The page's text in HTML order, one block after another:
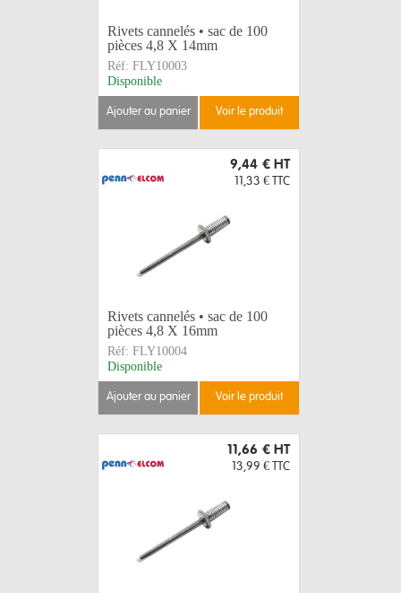
Rivets cannelés • sac de 100
pièces 4,8 X 14mm
Réf: FLY10003
Disponible
ajouter au panier voir le produit
9,44 € HT
11,33 € TTC
Rivets cannelés • sac de 100
pièces 4,8 X 16mm
Réf: FLY10004
Disponible
ajouter au panier voir le produit
11,66 € HT
13,99 € TTC